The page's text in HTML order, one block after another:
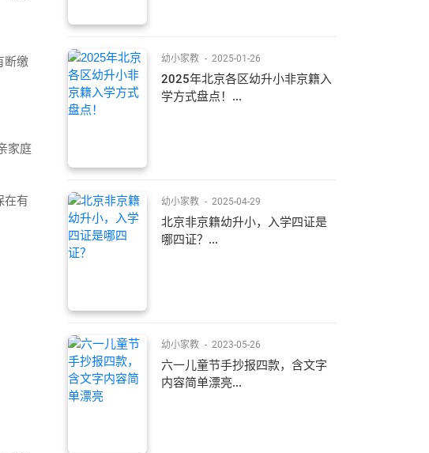
断缴
家庭
在有
幼小家教 - 2025-01-26
2025年北京各区幼升小非京籍入
学方式盘点！...
幼小家教 - 2025-04-29
北京非京籍幼升小，入学四证是
哪四证？...
幼小家教 - 2023-05-26
六一儿童节手抄报四款，含文字
内容简单漂亮...